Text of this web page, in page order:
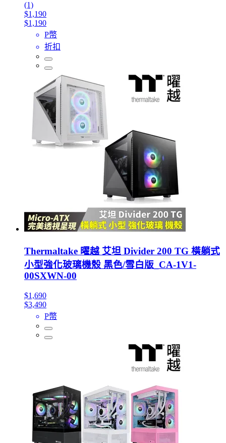
(1)
$1,190
$1,190
P幣
折扣
Thermaltake 曜越 艾坦 Divider 200 TG 橫躺式
小型強化玻璃機殼 黑色/雪白版_CA-1V1-
00SXWN-00
$1,690
$3,490
P幣